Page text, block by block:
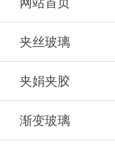
夹丝玻璃
夹娟夹胶
渐变玻璃